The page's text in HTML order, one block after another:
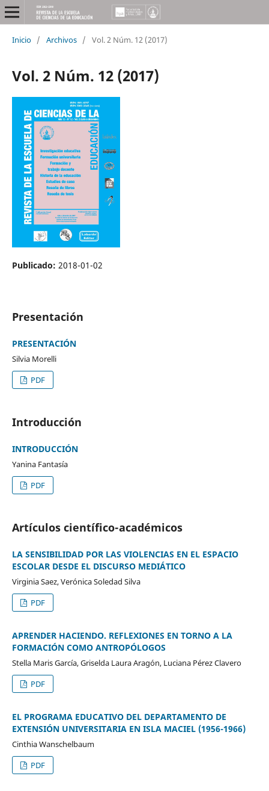
Inicio / Archivos / Vol. 2 Núm. 12 (2017)
Vol. 2 Núm. 12 (2017)
Publicado: 2018-01-02
Presentación
PRESENTACIÓN
Silvia Morelli
PDF
Introducción
INTRODUCCIÓN
Yanina Fantasía
PDF
Artículos científico-académicos
LA SENSIBILIDAD POR LAS VIOLENCIAS EN EL ESPACIO
ESCOLAR DESDE EL DISCURSO MEDIÁTICO
Virginia Saez, Verónica Soledad Silva
PDF
APRENDER HACIENDO. REFLEXIONES EN TORNO A LA
FORMACIÓN COMO ANTROPÓLOGOS
Stella Maris García, Griselda Laura Aragón, Luciana Pérez Clavero
PDF
EL PROGRAMA EDUCATIVO DEL DEPARTAMENTO DE
EXTENSIÓN UNIVERSITARIA EN ISLA MACIEL (1956-1966)
Cinthia Wanschelbaum
PDF